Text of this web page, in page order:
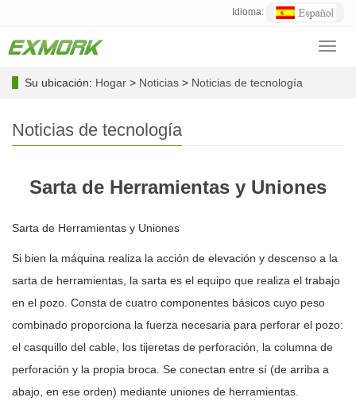
Idioma:
Su ubicación: Hogar > Noticias > Noticias de tecnología
Noticias de tecnología
Sarta de Herramientas y Uniones
Sarta de Herramientas y Uniones
Si bien la máquina realiza la acción de elevación y descenso a la
sarta de herramientas, la sarta es el equipo que realiza el trabajo
en el pozo. Consta de cuatro componentes básicos cuyo peso
combinado proporciona la fuerza necesaria para perforar el pozo:
el casquillo del cable, los tijeretas de perforación, la columna de
perforación y la propia broca. Se conectan entre sí (de arriba a
abajo, en ese orden) mediante uniones de herramientas.